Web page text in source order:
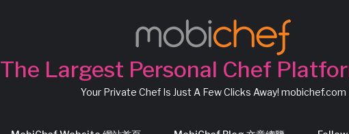
The Largest Personal Chef
Your Private Chef Is Just A Few Clicks Away! mobichef.com